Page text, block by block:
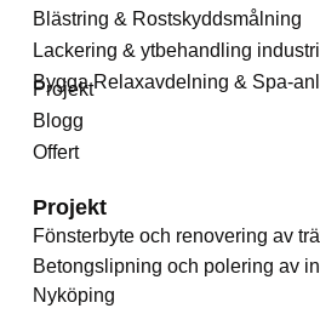
Blästring & Rostskyddsmålning
Lackering & ytbehandling industri
Bygga Relaxavdelning & Spa-
Projekt
Blogg
Offert
Projekt
Fönsterbyte och renovering av
Betongslipning och polering av
Nyköping